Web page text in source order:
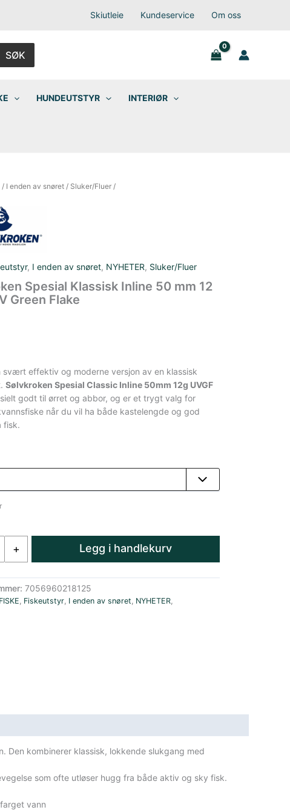
Skiutleie Kundeservice Om oss
SØK
HUNDEUTSTYR INTERIØR
/ I enden av snøret/ Sluker/Fluer/
, I enden av snøret, NYHETER, Sluker/Fluer
Spesial Klassisk Inline 50 mm 12
Green Flake
svært effektiv og moderne versjon av en klassisk
Sølvkroken Spesial Classic Inline 50mm 12g UVGF
godt til ørret og abbor, og er et trygt valg for
når du vil ha både kastelengde og god
fisk.
+ Legg i handlekurv
7056960218125
FISKE, Fiskeutstyr, I enden av snøret, NYHETER,
Den kombinerer klassisk, lokkende slukgang med
som ofte utløser hugg fra både aktiv og sky fisk.
vann